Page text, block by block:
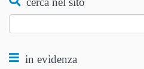
per:
in evidenza